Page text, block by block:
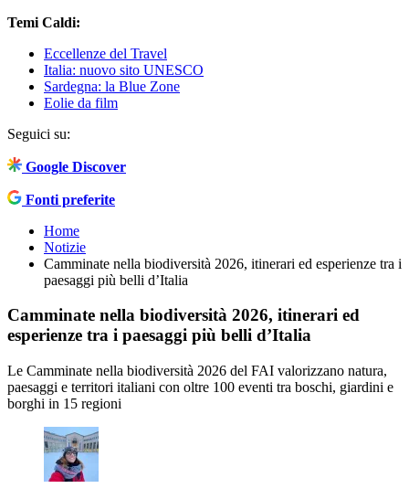
Temi Caldi:
Eccellenze del Travel
Italia: nuovo sito UNESCO
Sardegna: la Blue Zone
Eolie da film
Seguici su:
Google Discover
Fonti preferite
Home
Notizie
Camminate nella biodiversità 2026, itinerari ed esperienze tra i
paesaggi più belli d’Italia
Camminate nella biodiversità 2026, itinerari ed
esperienze tra i paesaggi più belli d’Italia
Le Camminate nella biodiversità 2026 del FAI valorizzano natura,
paesaggi e territori italiani con oltre 100 eventi tra boschi, giardini e
borghi in 15 regioni